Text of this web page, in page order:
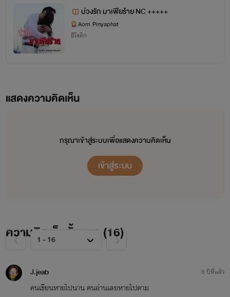
ติดต่อพูดคุยกับเราแบบส่วนตัวได้ทางไลน์นะคะ
ไอดี pinyaphad_mm
บ่วงรัก มาเฟียร้าย NC +++++
Aom Pinyaphat
อีโรติก
แสดงความคิดเห็น
กรุณาเข้าสู่ระบบเพื่อแสดงความคิดเห็น
เข้าสู่ระบบ
ความคิดเห็นทั้งหมด (16)
J.jeab
คนเขียนหายไปนาน คนอ่านเลยหายไปตาม
8 ปีที่แล้ว